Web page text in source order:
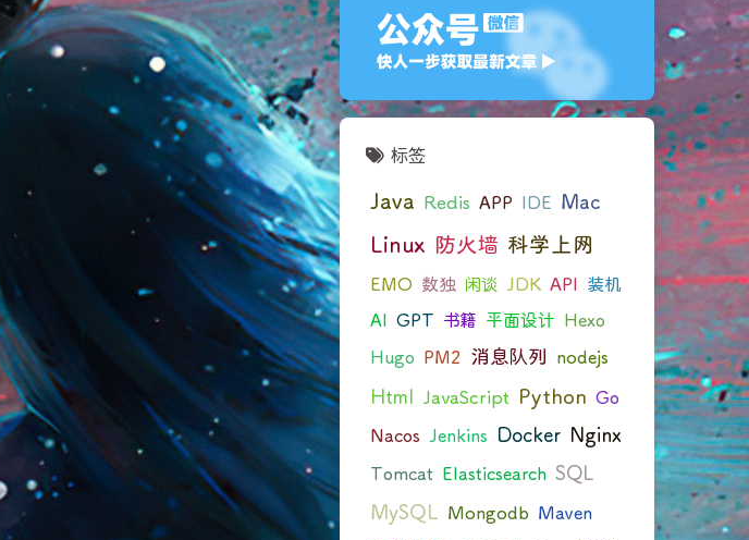
标签
Java Redis APP IDE Mac
Linux 防火墙 科学上网
EMO 数独 闲谈 JDK API 装机
AI GPT 书籍 平面设计
Hexo
Hugo PM2 消息队列 nodejs
Html JavaScript Python Go
Nacos Jenkins Docker Nginx
Tomcat Elasticsearch SQL
MySQL Mongodb Maven